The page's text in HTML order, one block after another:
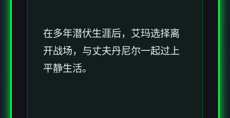
在多年潜伏生涯后，艾玛选择离
开战场，与丈夫丹尼尔一起过上
平静生活。